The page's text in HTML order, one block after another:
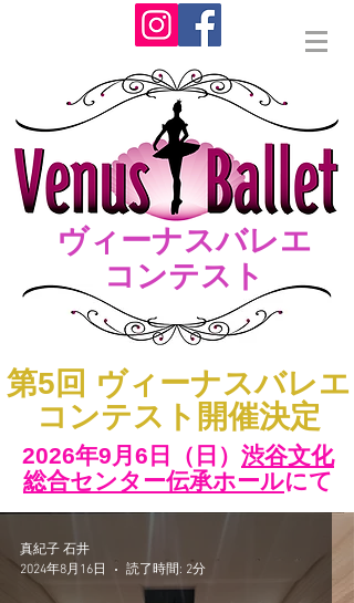
ヴィーナスバレエ
コンテスト
​第5回 ヴィーナスバレエ
コンテスト開催決定
2026年9月6日（日）​ 渋谷文化
総合センター伝承ホールにて
真紀子 石井
2024年8月16日
読了時間: 2分